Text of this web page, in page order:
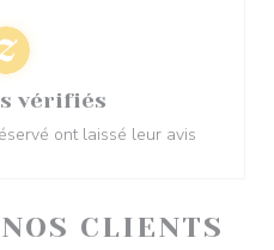
CLIENTS
vérifiés
ont laissé leur avis